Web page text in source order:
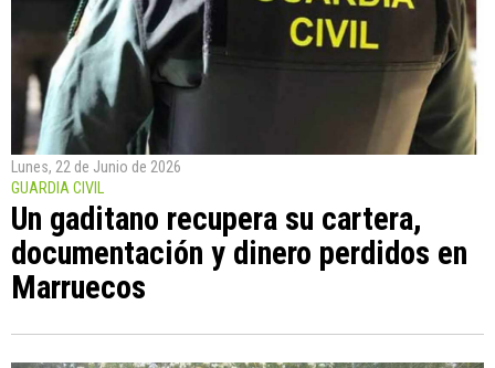
Lunes, 22 de Junio de 2026
GUARDIA CIVIL
Un gaditano recupera su cartera,
documentación y dinero perdidos en
Marruecos